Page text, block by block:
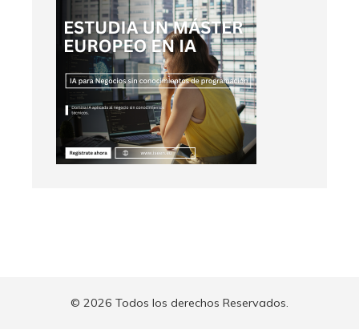
© 2026 Todos los derechos Reservados.